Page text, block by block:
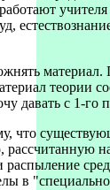
материал.
теории
давать с 1-го
что
в